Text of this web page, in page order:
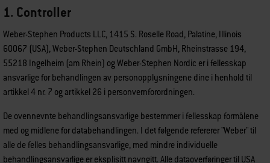
1. Controller
Weber-Stephen Products LLC, 1415 S. Roselle Road, Palatine, Illinois
60067 (USA), Weber-Stephen Deutschland GmbH, Rheinstrasse 194,
55218 Ingelheim (am Rhein) og Weber-Stephen Nordic er i fellesskap
ansvarlige for behandlingen av personopplysningene dine i henhold til
artikkel 4 nr. 7 og artikkel 26 i personvernforordningen.
De ovennevnte behandlingsansvarlige bestemmer i fellesskap formålene
med og midlene for databehandlingen. I det følgende refererer "Weber" til
alle de felles behandlingsansvarlige, med mindre individuelle
behandlingsansvarlige er eksplisitt navngitt. Alle dataoverføringer til USA